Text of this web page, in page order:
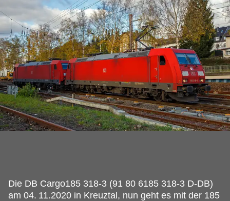
Die DB Cargo185 318-3 (91 80 6185 318-3 D-DB)
am 04. 11.2020 in Kreuztal, nun geht es mit der 185